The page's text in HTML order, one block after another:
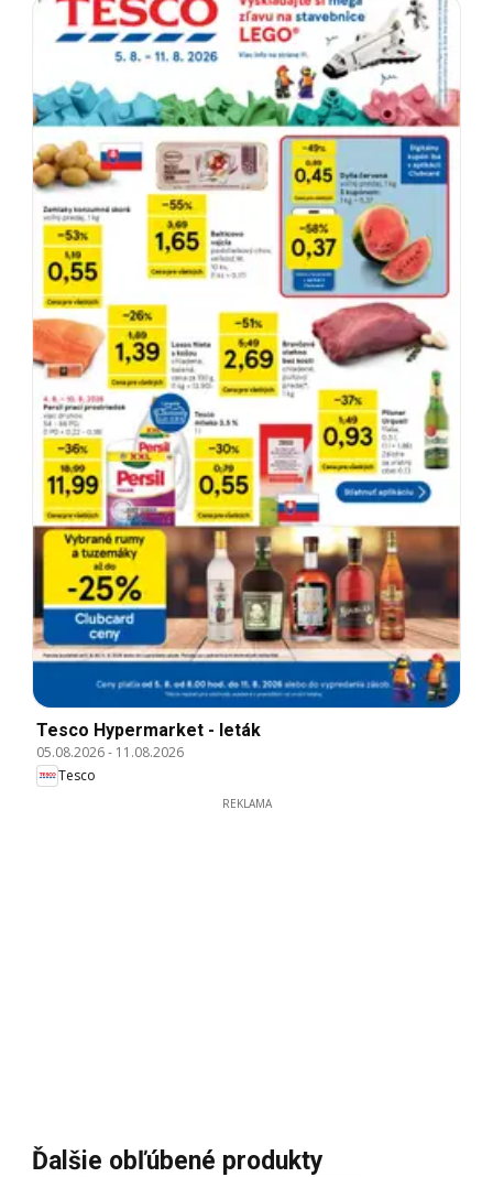
Tesco Hypermarket - leták
05.08.2026- 11.08.2026
Tesco
REKLAMA
Ďalšie obľúbené produkty